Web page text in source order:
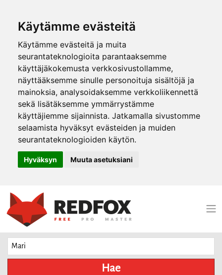
Käytämme evästeitä
Käytämme evästeitä ja muita
seurantateknologioita parantaaksemme
käyttäjäkokemusta verkkosivustollamme,
näyttääksemme sinulle personoituja sisältöjä ja
mainoksia, analysoidaksemme verkkoliikennettä
sekä lisätäksemme ymmärrystämme
käyttäjiemme sijainnista. Jatkamalla sivustomme
selaamista hyväksyt evästeiden ja muiden
seurantateknologioiden käytön.
Hyväksyn Muuta asetuksiani
Hae